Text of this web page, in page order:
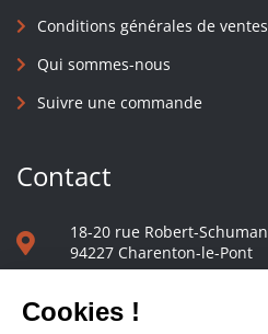
Conditions générales de ventes
Qui sommes-nous
Suivre une commande
Contact
18-20 rue Robert-Schuman
94227 Charenton-le-Pont